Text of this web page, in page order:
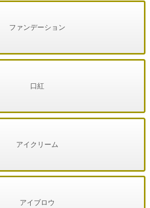
ファンデーション
口紅
アイクリーム
アイブロウ